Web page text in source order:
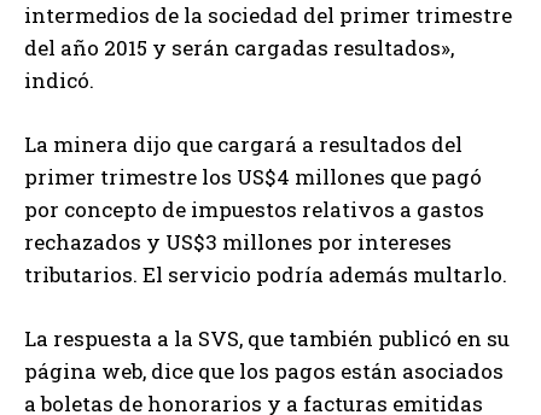
intermedios de la sociedad del primer trimestre
del año 2015 y serán cargadas resultados»,
indicó.
La minera dijo que cargará a resultados del
primer trimestre los US$4 millones que pagó
por concepto de impuestos relativos a gastos
rechazados y US$3 millones por intereses
tributarios. El servicio podría además multarlo.
La respuesta a la SVS, que también publicó en su
página web, dice que los pagos están asociados
a boletas de honorarios y a facturas emitidas